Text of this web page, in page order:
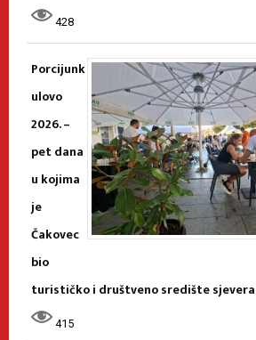
428
Porcijunk
ulovo
2026. –
pet dana
u kojima
je
Čakovec
bio
turističko i društveno središte
415